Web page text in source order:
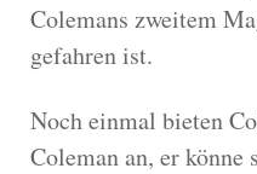
Colemans zweitem
gefahren ist.
Noch einmal bieten
Coleman an, er könne